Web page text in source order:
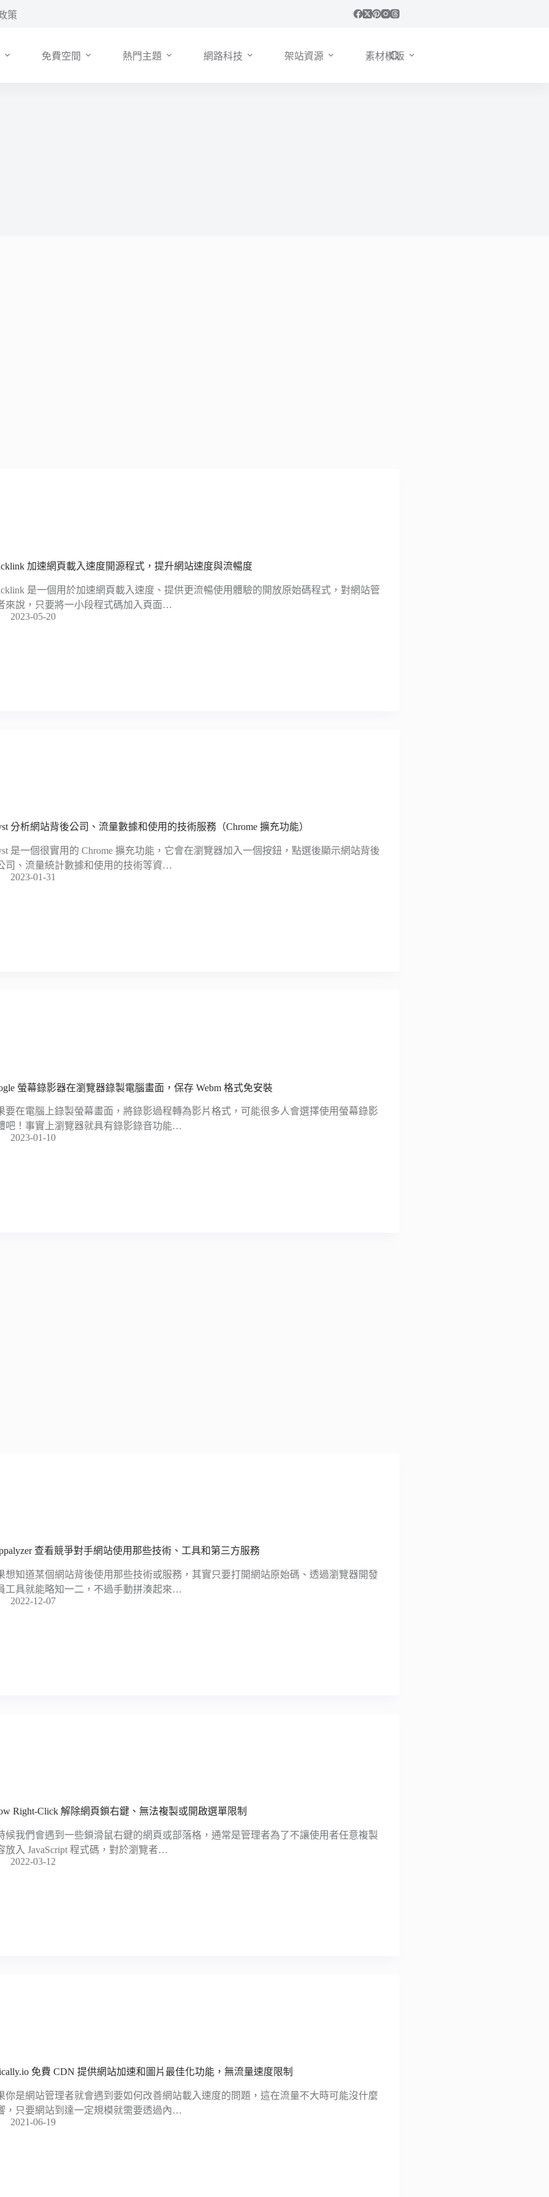
策
免費空間 熱門主題 網路科技 架站資源 素材模版
加速網頁載入速度開源程式，提升網站速度與流暢度
是一個用於加速網頁載入速度、提供更流暢使用體驗的開放原始碼程式，對網站管
來說，只要將一小段程式碼加入頁面…
2023-05-20
分析網站背後公司、流量數據和使用的技術服務（Chrome 擴充功能）
是一個很實用的 Chrome 擴充功能，它會在瀏覽器加入一個按鈕，點選後顯示網站背後
司、流量統計數據和使用的技術等資…
2023-01-31
螢幕錄影器在瀏覽器錄製電腦畫面，保存 Webm 格式免安裝
要在電腦上錄製螢幕畫面，將錄影過程轉為影片格式，可能很多人會選擇使用螢幕錄影
吧！事實上瀏覽器就具有錄影錄音功能…
2023-01-10
查看競爭對手網站使用那些技術、工具和第三方服務
想知道某個網站背後使用那些技術或服務，其實只要打開網站原始碼、透過瀏覽器開發
工具就能略知一二，不過手動拼湊起來…
2022-12-07
Right-Click 解除網頁鎖右鍵、無法複製或開啟選單限制
候我們會遇到一些鎖滑鼠右鍵的網頁或部落格，通常是管理者為了不讓使用者任意複製
放入 JavaScript 程式碼，對於瀏覽者…
2022-03-12
免費 CDN 提供網站加速和圖片最佳化功能，無流量速度限制
你是網站管理者就會遇到要如何改善網站載入速度的問題，這在流量不大時可能沒什麼
，只要網站到達一定規模就需要透過內…
2021-06-19